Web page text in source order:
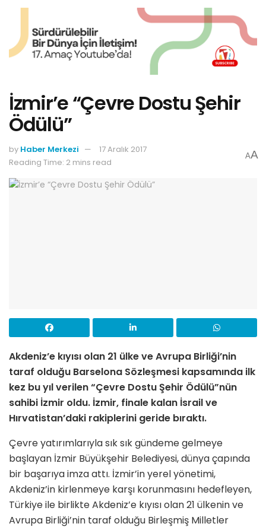
İzmir’e “Çevre Dostu Şehir
Ödülü”
by Haber Merkezi
17 Aralık 2017
Reading Time: 2 mins read
AA
Akdeniz’e kıyısı olan 21 ülke ve Avrupa Birliği’nin
taraf olduğu Barselona Sözleşmesi kapsamında ilk
kez bu yıl verilen “Çevre Dostu Şehir Ödülü”nün
sahibi İzmir oldu. İzmir, finale kalan İsrail ve
Hırvatistan’daki rakiplerini geride bıraktı.
Çevre yatırımlarıyla sık sık gündeme gelmeye
başlayan İzmir Büyükşehir Belediyesi, dünya çapında
bir başarıya imza attı. İzmir’in yerel yönetimi,
Akdeniz’in kirlenmeye karşı korunmasını hedefleyen,
Türkiye ile birlikte Akdeniz’e kıyısı olan 21 ülkenin ve
Avrupa Birliği’nin taraf olduğu Birleşmiş Milletler